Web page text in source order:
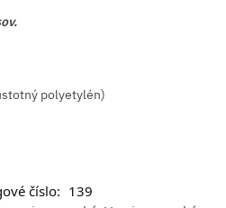
polyetylén)
číslo: 139